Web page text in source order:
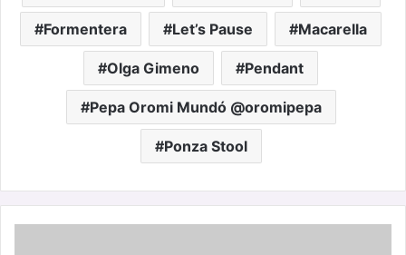
Formentera Let’s Pause Macarella
Olga Gimeno Pendant
Pepa Oromi Mundó @oromipepa
Ponza Stool